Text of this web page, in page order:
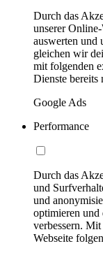
Durch das
unserer
auswerten und
gleichen wir
mit folgenden
Dienste bereits
Google Ads
Performance
Durch das
und
und
optimieren und
verbessern.
Webseite